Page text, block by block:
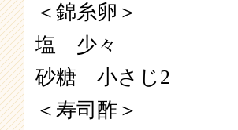
＜錦糸卵＞
塩 少々
砂糖 小さじ2
＜寿司酢＞